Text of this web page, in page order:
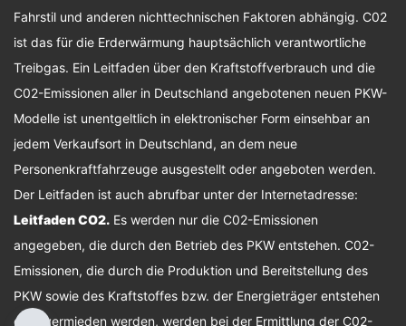
Fahrstil und anderen nichttechnischen Faktoren abhängig. C02
ist das für die Erderwärmung hauptsächlich verantwortliche
Treibgas. Ein Leitfaden über den Kraftstoffverbrauch und die
C02-Emissionen aller in Deutschland angebotenen neuen PKW-
Modelle ist unentgeltlich in elektronischer Form einsehbar an
jedem Verkaufsort in Deutschland, an dem neue
Personenkraftfahrzeuge ausgestellt oder angeboten werden.
Der Leitfaden ist auch abrufbar unter der Internetadresse:
Leitfaden CO2. Es werden nur die C02-Emissionen
angegeben, die durch den Betrieb des PKW entstehen. C02-
Emissionen, die durch die Produktion und Bereitstellung des
PKW sowie des Kraftstoffes bzw. der Energieträger entstehen
oder vermieden werden, werden bei der Ermittlung der C02-